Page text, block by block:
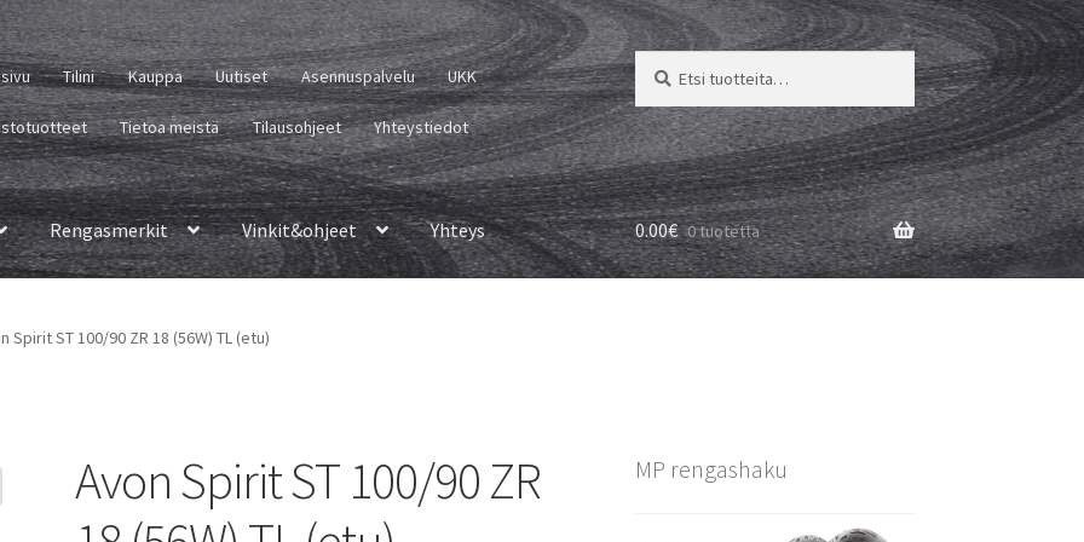
Tilini Kauppa Uutiset Asennuspalvelu UKK
Tietoa meistä Tilausohjeet Yhteystiedot
Etsi:
Haku
Rengasmerkit Vinkit&ohjeet Yhteys 0.00€ 0 tuotetta
Spirit ST 100/90 ZR 18 (56W) TL (etu)
Avon Spirit ST 100/90 ZR
MP rengashaku